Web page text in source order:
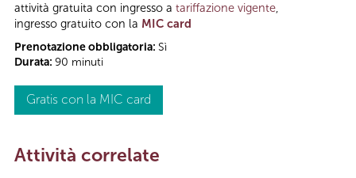
attività gratuita con ingresso a tariffazione vigente,
ingresso gratuito con la MIC card
Prenotazione obbligatoria: Sì
Durata: 90 minuti
Gratis con la MIC card
Attività correlate